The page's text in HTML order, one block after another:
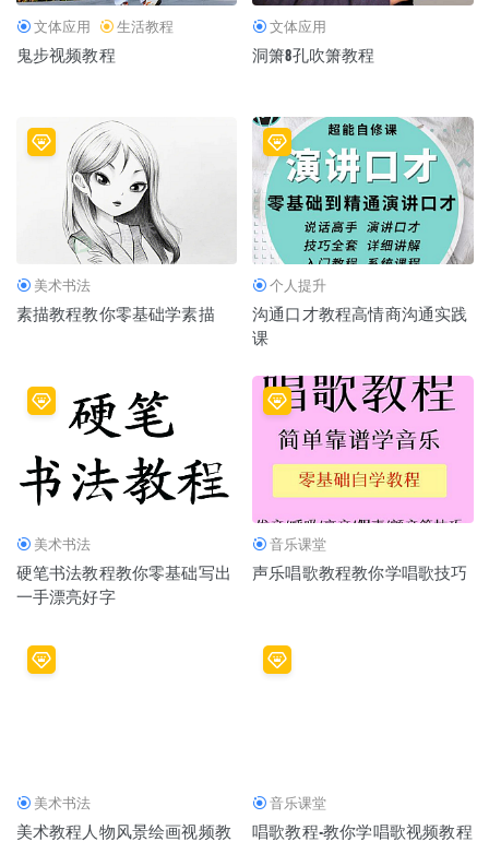
文体应用 生活教程
鬼步视频教程
文体应用
洞箫8孔吹箫教程
美术书法
素描教程教你零基础学素描
个人提升
沟通口才教程高情商沟通实践
课
美术书法
硬笔书法教程教你零基础写出
一手漂亮好字
音乐课堂
声乐唱歌教程教你学唱歌技巧
美术书法
美术教程人物风景绘画视频教
音乐课堂
唱歌教程-教你学唱歌视频教程